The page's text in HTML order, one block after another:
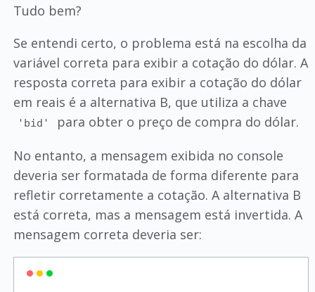
Tudo bem?
Se entendi certo, o problema está na escolha da
variável correta para exibir a cotação do dólar. A
resposta correta para exibir a cotação do dólar
em reais é a alternativa B, que utiliza a chave
'bid'
para obter o preço de compra do dólar.
No entanto, a mensagem exibida no console
deveria ser formatada de forma diferente para
refletir corretamente a cotação. A alternativa B
está correta, mas a mensagem está invertida. A
mensagem correta deveria ser: